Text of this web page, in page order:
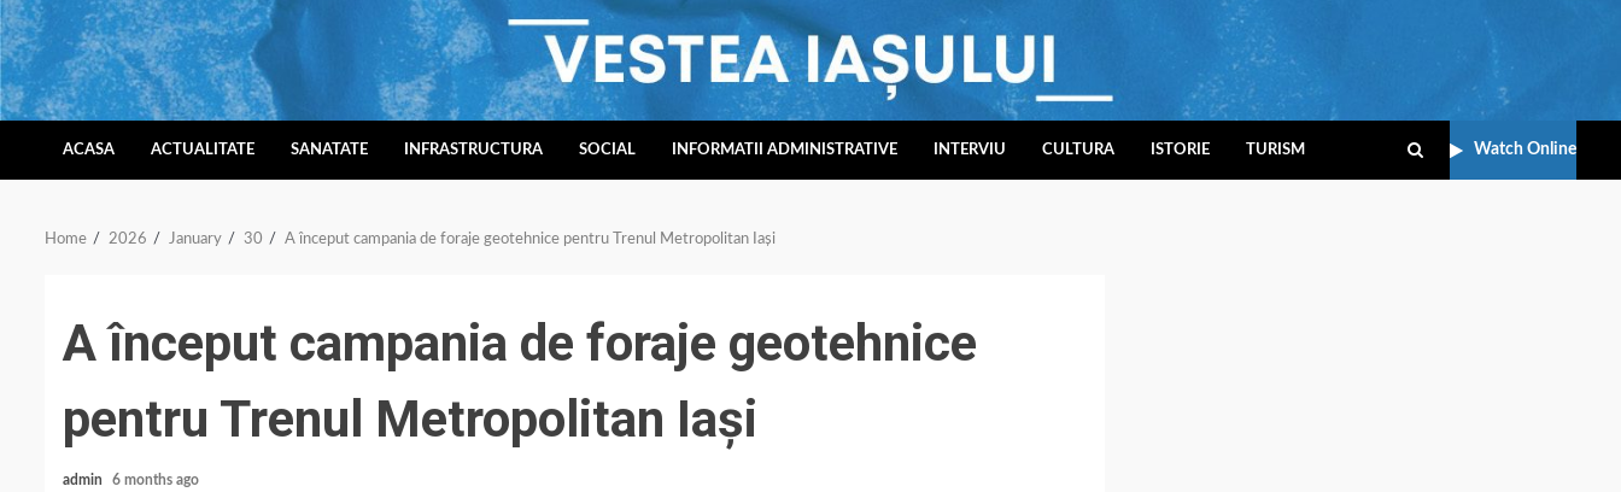
Skip
to
content
ACASA ACTUALITATE SANATATE INFRASTRUCTURA SOCIAL INFORMATII ADMINISTRATIVE INTERVIU CULTURA ISTORIE TURISM Watch Online
Home 2026 January 30 A început campania de foraje geotehnice pentru Trenul Metropolitan Iași
A început campania de foraje geotehnice
pentru Trenul Metropolitan Iași
admin 6 months ago